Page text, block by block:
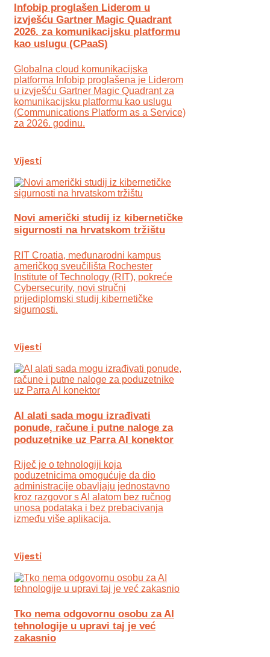
Infobip proglašen Liderom u
izvješću Gartner Magic Quadrant
2026. za komunikacijsku platformu
kao uslugu (CPaaS)
Globalna cloud komunikacijska
platforma Infobip proglašena je Liderom
u izvješću Gartner Magic Quadrant za
komunikacijsku platformu kao uslugu
(Communications Platform as a Service)
za 2026. godinu.
Vijesti
Novi američki studij iz kibernetičke
sigurnosti na hrvatskom tržištu
RIT Croatia, međunarodni kampus
američkog sveučilišta Rochester
Institute of Technology (RIT), pokreće
Cybersecurity, novi stručni
prijediplomski studij kibernetičke
sigurnosti.
Vijesti
AI alati sada mogu izrađivati
ponude, račune i putne naloge za
poduzetnike uz Parra AI konektor
Riječ je o tehnologiji koja
poduzetnicima omogućuje da dio
administracije obavljaju jednostavno
kroz razgovor s AI alatom bez ručnog
unosa podataka i bez prebacivanja
između više aplikacija.
Vijesti
Tko nema odgovornu osobu za AI
tehnologije u upravi taj je već
zakasnio